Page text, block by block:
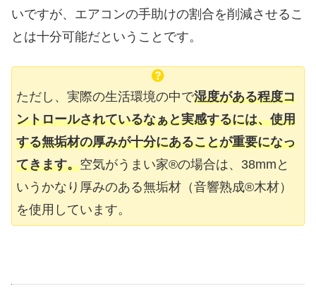
いですが、エアコンの手助けの割合を削減させるこ
とは十分可能だということです。
ただし、実際の生活環境の中で湿度がある程度コ
ントロールされているなぁと実感するには、使用
する無垢材の厚みが十分にあることが重要になっ
てきます。空気がうまい家®︎の場合は、38mmと
いうかなり厚みのある無垢材（音響熟成®︎木材）
を使用しています。